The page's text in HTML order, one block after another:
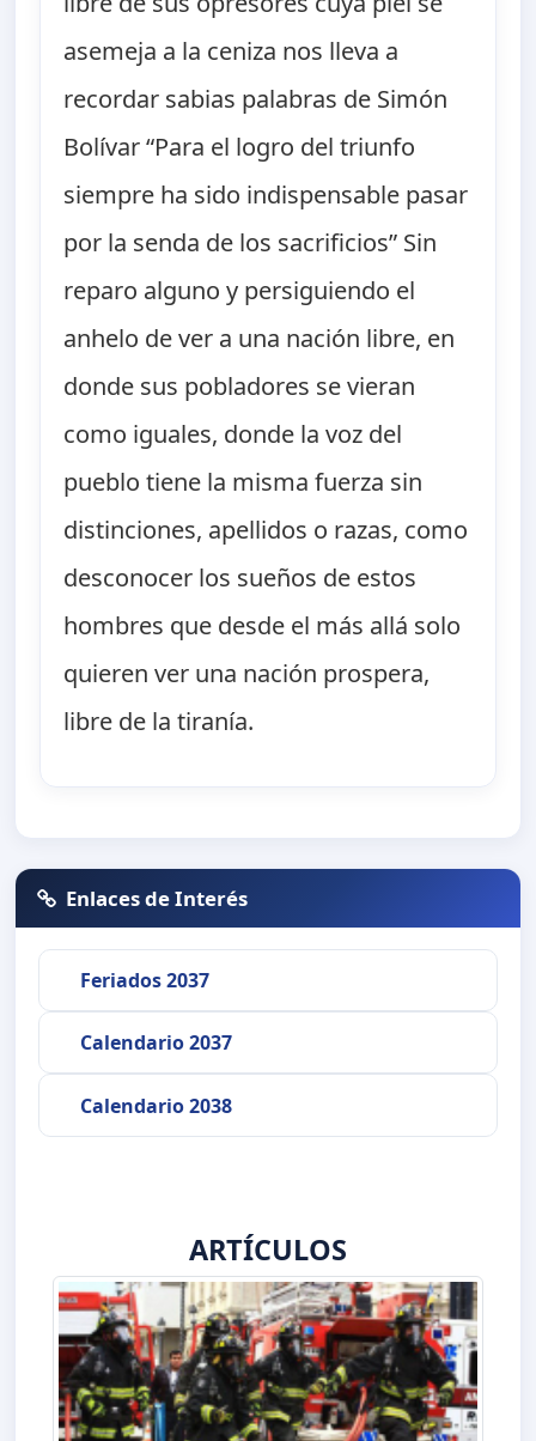
asemeja a la ceniza nos lleva a
recordar sabias palabras de Simón
Bolívar “Para el logro del triunfo
siempre ha sido indispensable pasar
por la senda de los sacrificios” Sin
reparo alguno y persiguiendo el
anhelo de ver a una nación libre, en
donde sus pobladores se vieran
como iguales, donde la voz del
pueblo tiene la misma fuerza sin
distinciones, apellidos o razas, como
desconocer los sueños de estos
hombres que desde el más allá solo
quieren ver una nación prospera,
libre de la tiranía.
Enlaces de Interés
Feriados 2037
Calendario 2037
Calendario 2038
ARTÍCULOS